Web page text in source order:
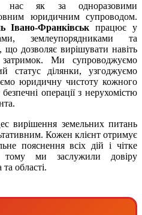
нас як за одноразовими
юридичним супроводом.
Івано-Франківськ працює у
землеупорядниками та
що дозволяє вирішувати навіть
затримок. Ми супроводжуємо
статус ділянки, узгоджуємо
юридичну чистоту кожного
операції з нерухомістю
вирішення земельних питань
Кожен клієнт отримує
пояснення всіх дій і чітке
тому ми заслужили довіру
області.